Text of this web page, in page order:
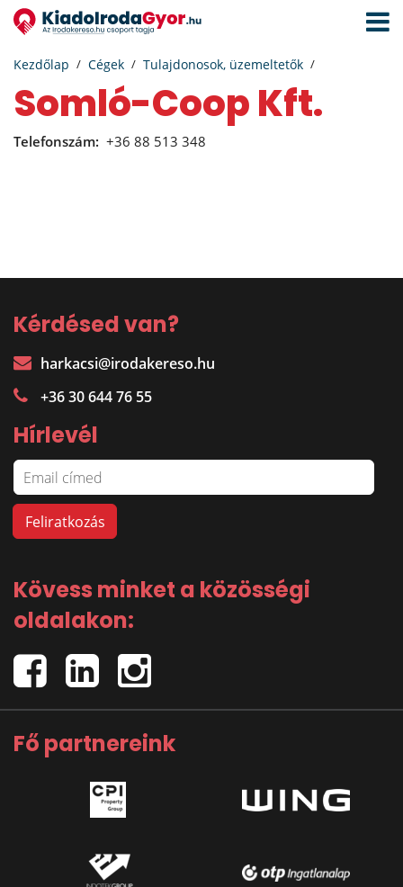
Kezdőlap Cégek Tulajdonosok, üzemeltetők
Somló-Coop Kft.
Telefonszám: +36 88 513 348
Kérdésed van?
harkacsi@irodakereso.hu
+36 30 644 76 55
Hírlevél
Kövess minket a közösségi
oldalakon:
Fő partnereink